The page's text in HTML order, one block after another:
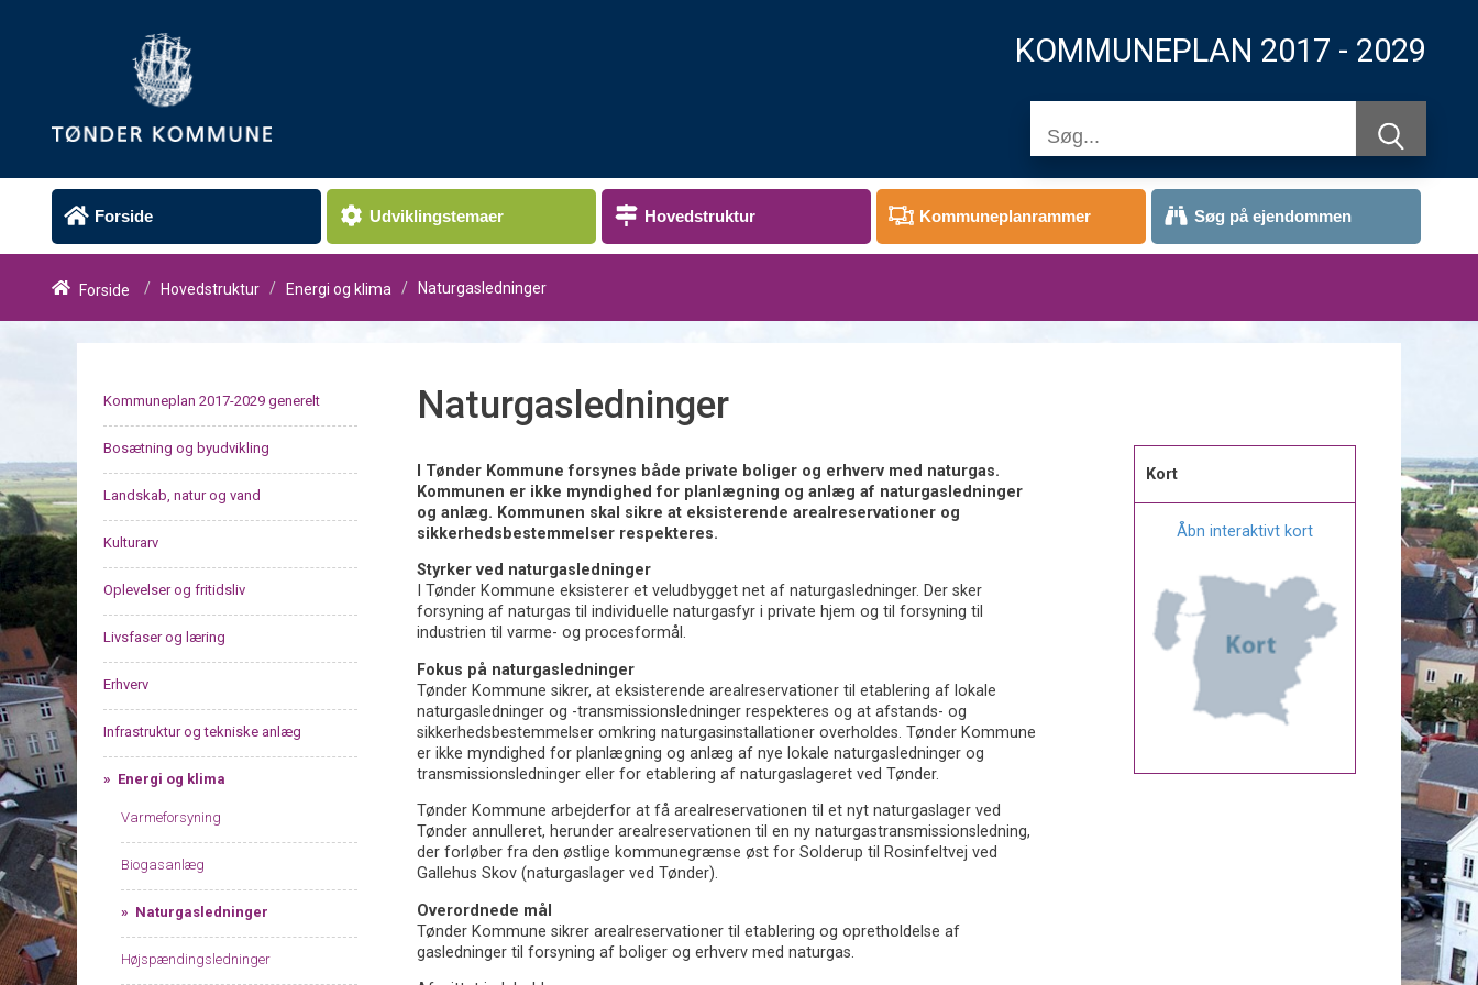
KOMMUNEPLAN 2017 - 2029
Forside Udviklingstemaer Hovedstruktur Kommuneplanrammer Søg på ejendommen
Forside / Hovedstruktur / Energi og klima / Naturgasledninger
Kommuneplan 2017-2029 generelt
Bosætning og byudvikling
Landskab, natur og vand
Kulturarv
Oplevelser og fritidsliv
Livsfaser og læring
Erhverv
Infrastruktur og tekniske anlæg
Energi og klima
Varmeforsyning
Biogasanlæg
Naturgasledninger
Højspændingsledninger
Naturgasledninger
I Tønder Kommune forsynes både private boliger og erhverv med naturgas.
Kommunen er ikke myndighed for planlægning og anlæg af naturgasledninger
og anlæg. Kommunen skal sikre at eksisterende arealreservationer og
sikkerhedsbestemmelser respekteres.
Styrker ved naturgasledninger
I Tønder Kommune eksisterer et veludbygget net af naturgasledninger. Der sker
forsyning af naturgas til individuelle naturgasfyr i private hjem og til forsyning til
industrien til varme- og procesformål.
Fokus på naturgasledninger
Tønder Kommune sikrer, at eksisterende arealreservationer til etablering af lokale
naturgasledninger og -transmissionsledninger respekteres og at afstands- og
sikkerhedsbestemmelser omkring naturgasinstallationer overholdes. Tønder Kommune
er ikke myndighed for planlægning og anlæg af nye lokale naturgasledninger og
transmissionsledninger eller for etablering af naturgaslageret ved Tønder.
Tønder Kommune arbejderfor at få arealreservationen til et nyt naturgaslager ved
Tønder annulleret, herunder arealreservationen til en ny naturgastransmissionsledning,
der forløber fra den østlige kommunegrænse øst for Solderup til Rosinfeltvej ved
Gallehus Skov (naturgaslager ved Tønder).
Overordnede mål
Tønder Kommune sikrer arealreservationer til etablering og opretholdelse af
gasledninger til forsyning af boliger og erhverv med naturgas.
Kort
Åbn interaktivt kort